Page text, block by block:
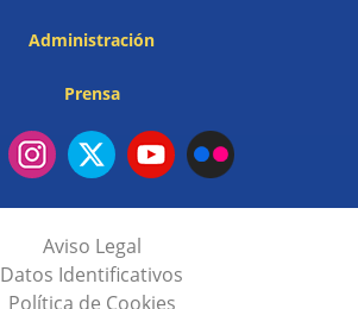
Administración
Prensa
Aviso Legal
Datos Identificativos
Política de Cookies